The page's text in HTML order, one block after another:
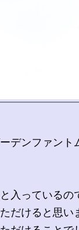
デンファント
入っているの
だけると思い